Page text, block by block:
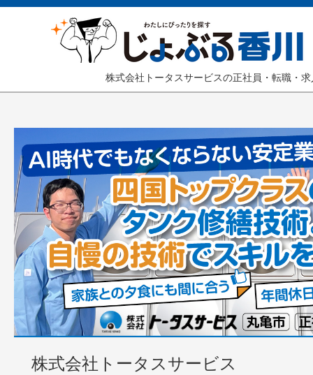
株式会社トータスサービスの正社員・転職・求
株式会社トータスサービス